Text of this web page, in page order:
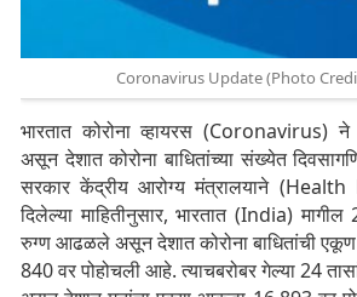
Coronavirus Update (Photo
भारतात कोरोना व्हायरस (Coronavirus)
असून देशात कोरोना बाधितांच्या संख्येत
सरकार केंद्रीय आरोग्य मंत्रालयाने
दिलेल्या माहितीनुसार, भारतात (India)
रुग्ण आढळले असून देशात कोरोना बाधितांची
840 वर पोहोचली आहे. त्याचबरोबर गेल्या 24